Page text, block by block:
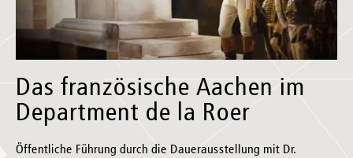
Das französische Aachen im
Department de la Roer
Öffentliche Führung durch die Dauerausstellung mit Dr.